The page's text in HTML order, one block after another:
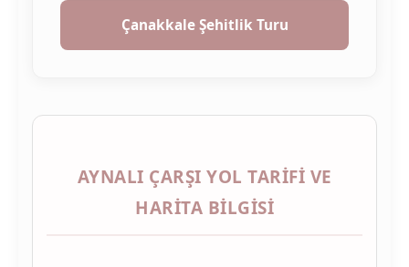
Çanakkale Şehitlik Turu
AYNALI ÇARŞI YOL TARIFI VE
HARITA BILGISI